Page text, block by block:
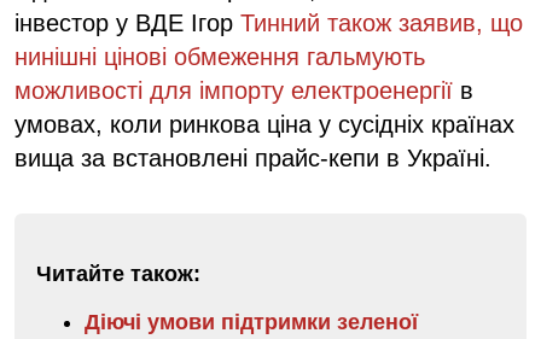
інвестор у ВДЕ Ігор Тинний також заявив, що
нинішні цінові обмеження гальмують
можливості для імпорту електроенергії в
умовах, коли ринкова ціна у сусідніх країнах
вища за встановлені прайс-кепи в Україні.
Читайте також:
Діючі умови підтримки зеленої